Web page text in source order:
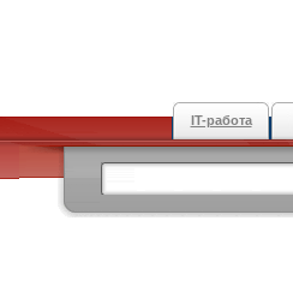
IT-работа